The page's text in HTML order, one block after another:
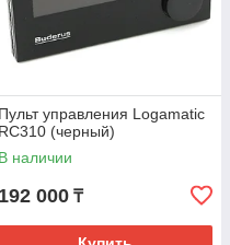
Пульт управления Logamatic
RC310 (черный)
В наличии
192 000 ₸